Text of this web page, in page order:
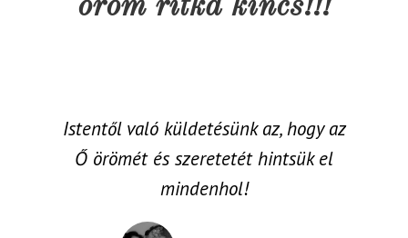
öröm ritka kincs!!!
Istentől való küldetésünk az, hogy az
Ő örömét és szeretetét hintsük el
mindenhol!